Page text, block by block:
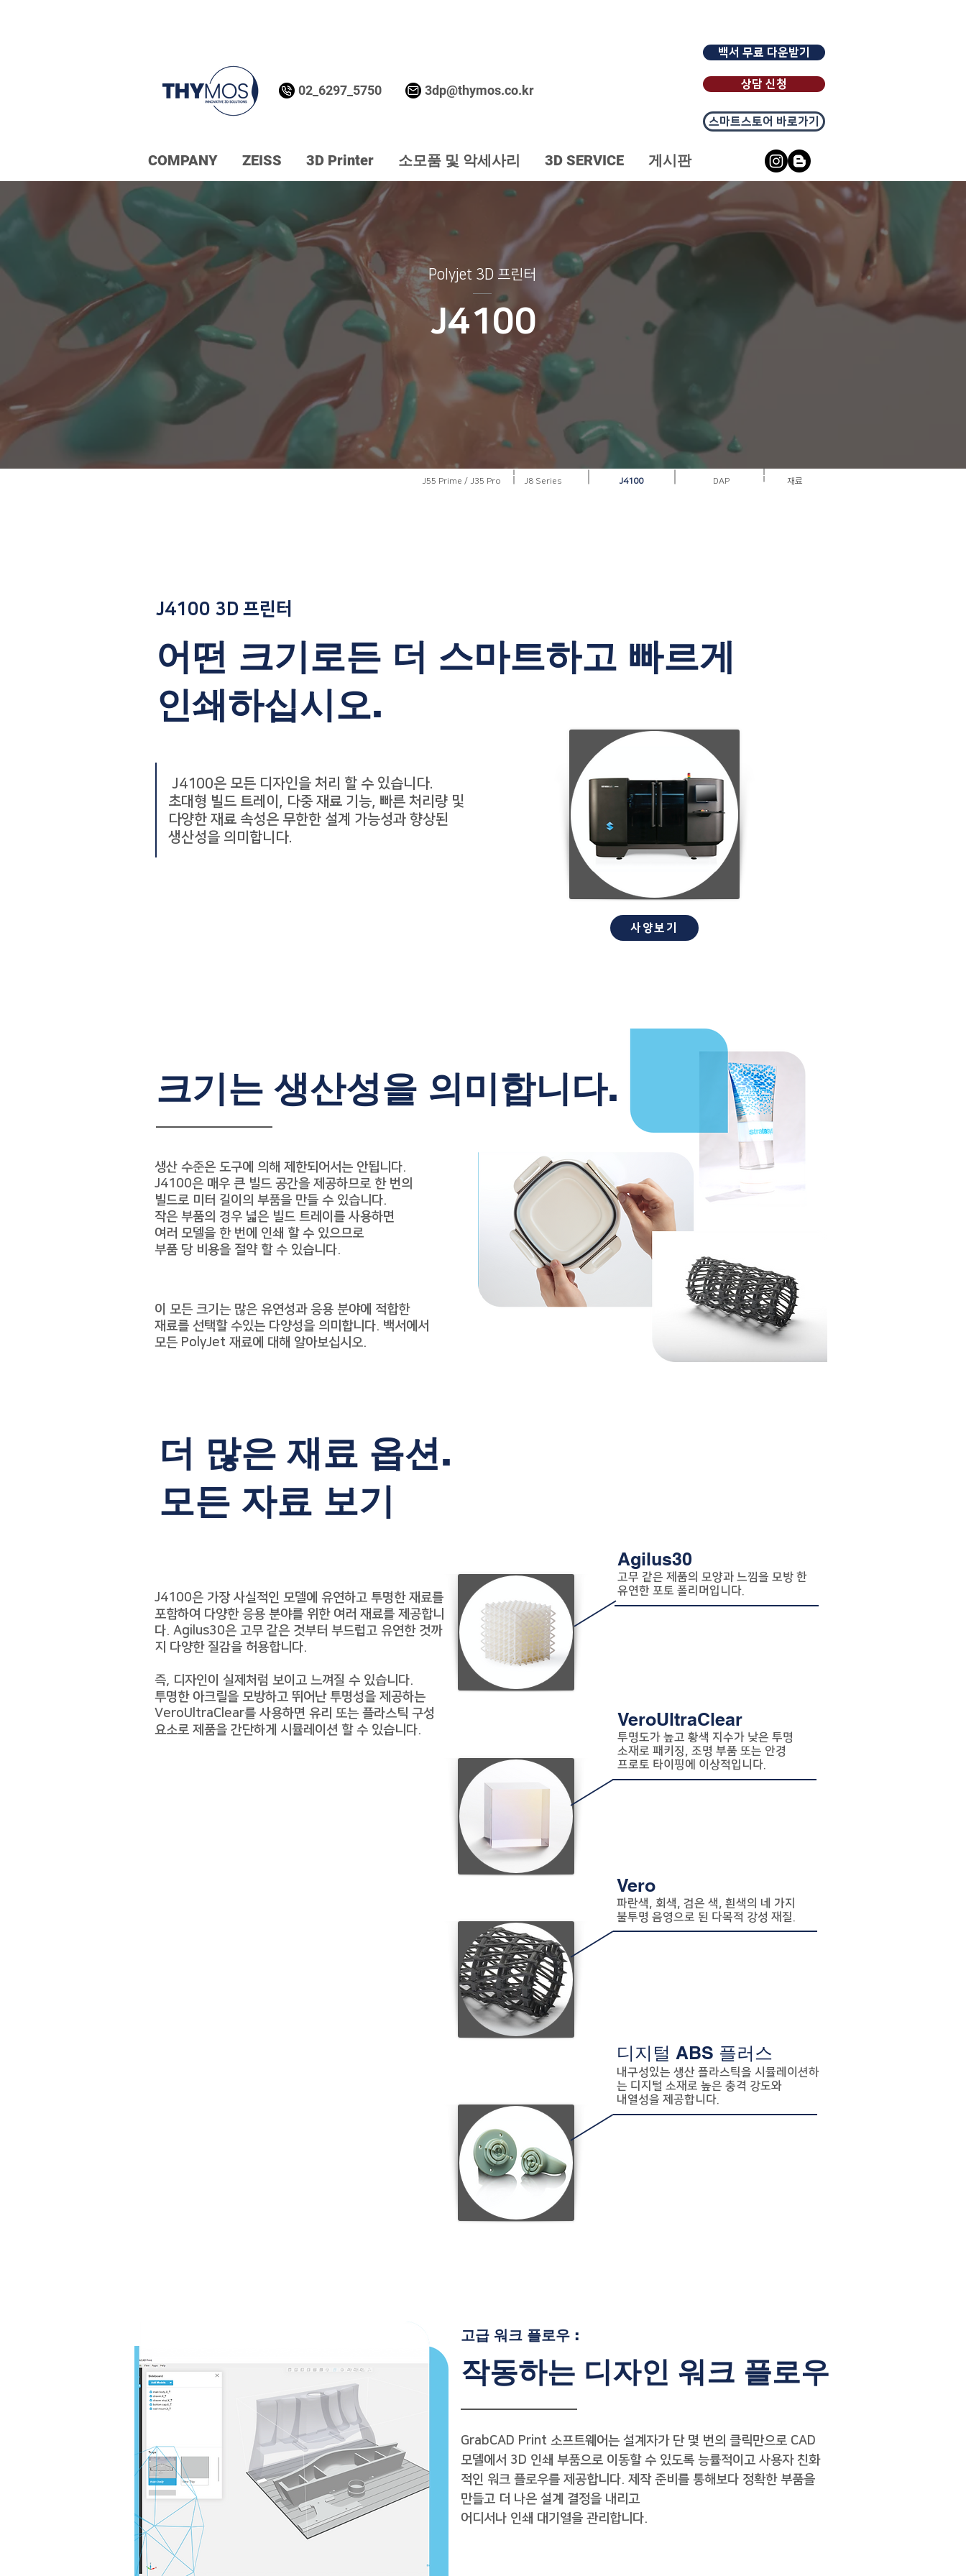
02_6297_5750 3dp@thymos.co.kr
COMPANY ZEISS 3D Printer 소모품 및 악세사리 3D SERVICE 게시판
백서 무료 다운받기
상담 신청
스마트스토어 바로가기
Polyjet 3D 프린터
J4100
J4100
J55 Prime / J35 Pro J8 Series 재료
DAP
J4100 3D 프린터
어떤 크기로든 더 스마트하고 빠르게
인쇄하십시오.
J4100은 모든 디자인을 처리 할 수 ​​있습니다.
초대형 빌드 트레이, 다중 재료 기능, 빠른 처리량 및
다양한 재료 속성은 무한한 설계 가능성과 향상된
생산성을 의미합니다.
사양보기
크기는 생산성을 의미합니다.
생산 수준은 도구에 의해 제한되어서는 안됩니다.
J4100은 매우 큰 빌드 공간을 제공하므로 한 번의
빌드로 미터 길이의 부품을 만들 수 있습니다.
작은 부품의 경우 넓은 빌드 트레이를 사용하면
여러 모델을 한 번에 인쇄 할 수 있으므로
부품 당 비용을 절약 할 수 있습니다.
이 모든 크기는 많은 유연성과 응용 분야에 적합한
재료를 선택할 수있는 다양성을 의미합니다. 백서에서
모든 PolyJet 재료에 대해 알아보십시오.
더 많은 재료 옵션.
​모든 자료 보기
J4100은 가장 사실적인 모델에 유연하고 투명한 재료를
포함하여 다양한 응용 분야를 위한 여러 재료를 제공합니
다. Agilus30은 고무 같은 것부터 부드럽고 유연한 것까
지 다양한 질감을 허용합니다.
즉, 디자인이 실제처럼 보이고 느껴질 수 있습니다.
투명한 아크릴을 모방하고 뛰어난 투명성을 제공하는
VeroUltraClear를 사용하면 유리 또는 플라스틱 구성
요소로 제품을 간단하게 시뮬레이션 할 수 있습니다.
Agilus30
고무 같은 제품의 모양과 느낌을 모방 한
유연한 포토 폴리머입니다.
VeroUltraClear
투명도가 높고 황색 지수가 낮은 투명
소재로 패키징, 조명 부품 또는 안경
프로토 타이핑에 이상적입니다.
Vero
파란색, 회색, 검은 색, 흰색의 네 가지
불투명 음영으로 된 다목적 강성 재질.
디지털 ABS 플러스
내구성있는 생산 플라스틱을 시뮬레이션하
는 디지털 소재로 높은 충격 강도와
내열성을 제공합니다.
​고급 워크 플로우 :
작동하는 디자인 워크 플로우
GrabCAD Print 소프트웨어는 설계자가 단 몇 번의 클릭만으로 CAD
모델에서 3D 인쇄 부품으로 이동할 수 있도록 능률적이고 사용자 친화
적인 워크 플로우를 제공합니다. 제작 준비를 통해보다 정확한 부품을
만들고 더 나은 설계 결정을 내리고
어디서나 인쇄 대기열을 관리합니다.